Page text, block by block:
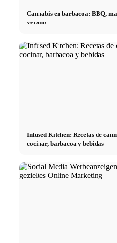
Cannabis en barbacoa: BBQ,
verano
Infused Kitchen: Recetas de
cocinar, barbacoa y bebidas